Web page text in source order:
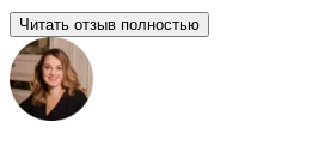
Читать отзыв полностью